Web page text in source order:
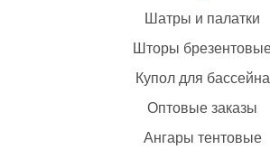
Купол для бассейна
Оптовые заказы
Ангары тентовые